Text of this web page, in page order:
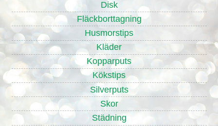
Disk
Fläckborttagning
Husmorstips
Kläder
Kopparputs
Kökstips
Silverputs
Skor
Städning